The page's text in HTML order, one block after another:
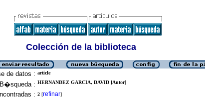
Colección de la biblioteca
de datos : article
B�squeda : HERNANDEZ GARCIA, DAVID [Autor]
: 2 [refinar]